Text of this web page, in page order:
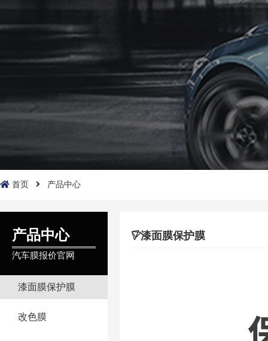
首页 产品中心
产品中心
汽车膜报价官网
漆面膜保护膜
改色膜
漆面膜保护膜